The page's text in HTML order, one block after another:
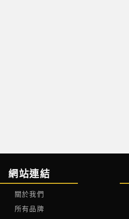
網站連結
關於我們
所有品牌